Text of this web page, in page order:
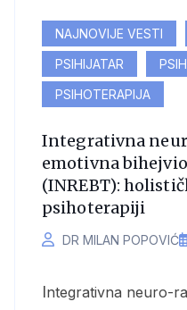
NAJNOVIJE VESTI
PSIHIJATAR
PSIHOTERAPIJA
Integrativna
emotivna
(INREBT):
psihoterapiji
DR MILAN POPOVIĆ
Integrativna neuro-racionalno-emotivna